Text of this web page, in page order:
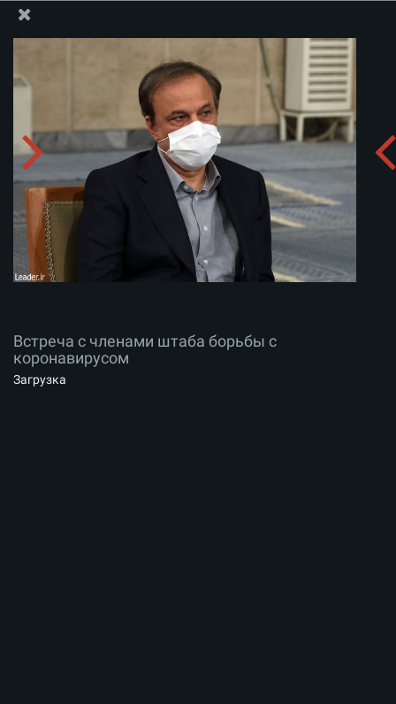
Информационный блок офиса Великого Лидера
Встреча с членами штаба борьбы с коронавирусом
zip
Встреча с членами штаба борьбы с
коронавирусом
Загрузка